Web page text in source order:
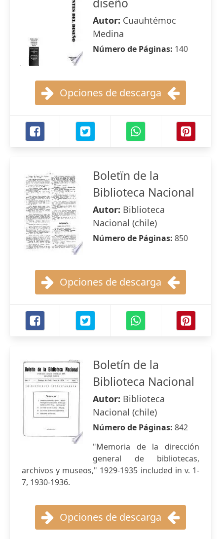
Autor: Cuauhtémoc
Medina
Número de Páginas: 140
Opciones de descarga
Boletïn de la
Biblioteca Nacional
Autor: Biblioteca
Nacional (chile)
Número de Páginas: 850
Opciones de descarga
Boletín de la
Biblioteca Nacional
Autor: Biblioteca
Nacional (chile)
Número de Páginas: 842
"Memoria de la dirección
general de bibliotecas,
archivos y museos," 1929-1935 included in v. 1-
7, 1930-1936.
Opciones de descarga